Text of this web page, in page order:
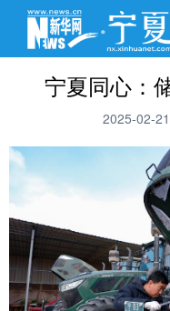
宁夏同心：
2025-02-